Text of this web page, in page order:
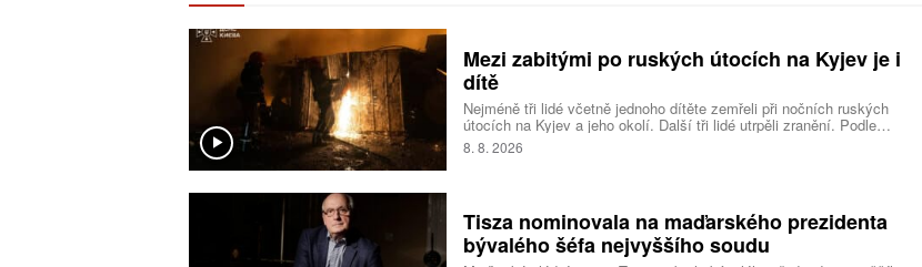
Mezi zabitými po ruských útocích na Kyjev je i
dítě
Nejméně tři lidé včetně jednoho dítěte zemřeli při nočních ruských
útocích na Kyjev a jeho okolí. Další tři lidé utrpěli zranění. Podle
ukrajinských úřadů Rusové použili mimo jiné balistické rakety.
8. 8. 2026
Tisza nominovala na maďarského prezidenta
bývalého šéfa nejvyššího soudu